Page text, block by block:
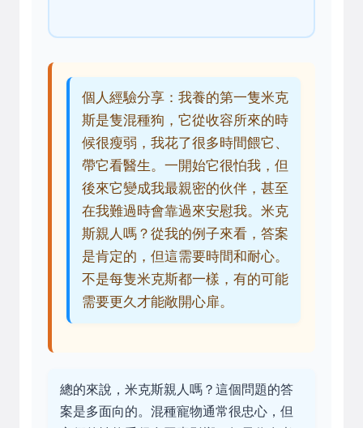
個人經驗分享：我養的第一隻米克
斯是隻混種狗，它從收容所來的時
候很瘦弱，我花了很多時間餵它、
帶它看醫生。一開始它很怕我，但
後來它變成我最親密的伙伴，甚至
在我難過時會靠過來安慰我。米克
斯親人嗎？從我的例子來看，答案
是肯定的，但這需要時間和耐心。
不是每隻米克斯都一樣，有的可能
需要更久才能敞開心扉。
總的來說，米克斯親人嗎？這個問題的答
案是多面向的。混種寵物通常很忠心，但